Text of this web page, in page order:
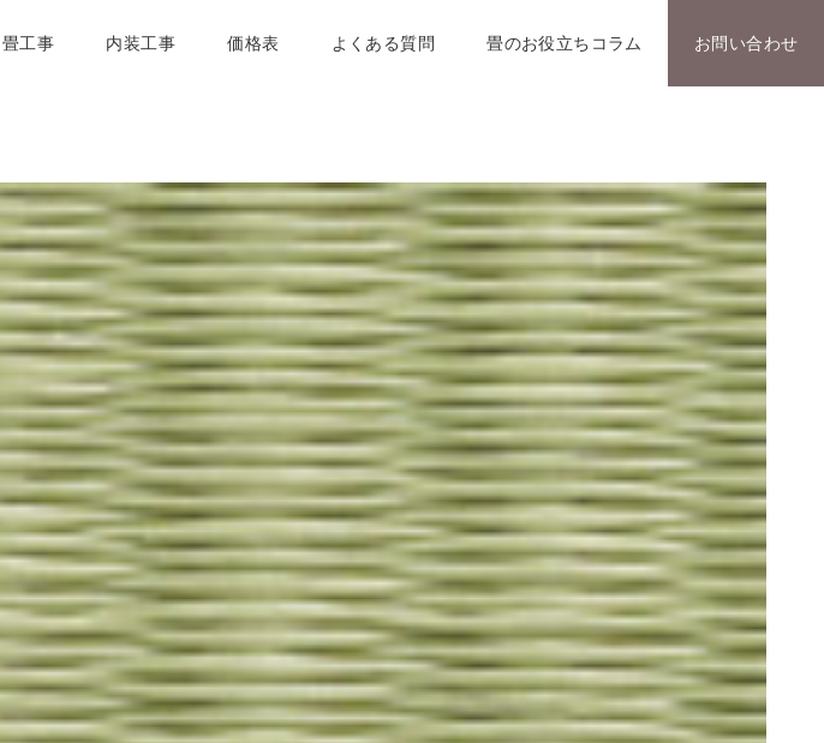
畳工事 内装工事 価格表 よくある質問 畳のお役立ちコラム お問い合わせ